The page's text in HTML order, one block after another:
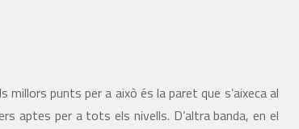
punts per a això és la paret que s’aixeca al
aptes per a tots els nivells. D’altra banda, en el